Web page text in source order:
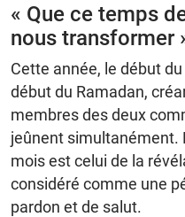
« Que ce temps
nous transformer
Cette année, le début
début du Ramadan,
membres des deux
jeûnent simultanément.
mois est celui de la
considéré comme une
pardon et de salut.